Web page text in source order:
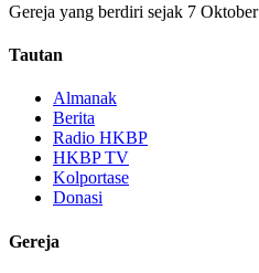
Gereja yang berdiri sejak 7
Tautan
Almanak
Berita
Radio HKBP
HKBP TV
Kolportase
Donasi
Gereja